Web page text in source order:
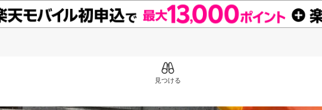
見つける